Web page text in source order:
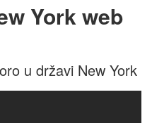
York web
u državi New York